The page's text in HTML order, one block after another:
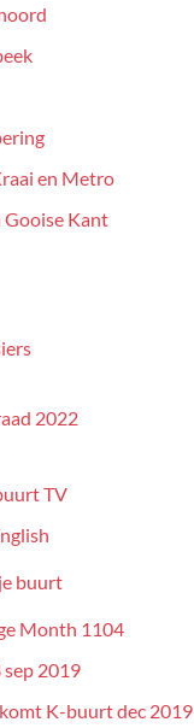
en Metro
Kant
2022
TV
buurt
Month 1104
sep 2019
K-buurt dec 2019